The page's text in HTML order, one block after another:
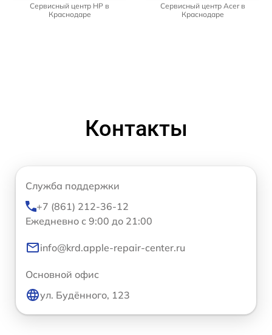
Сервисный центр HP в
Краснодаре
Сервисный центр Acer в
Краснодаре
Контакты
Служба поддержки
+7 (861) 212-36-12
Ежедневно с 9:00 до 21:00
info@krd.apple-repair-center.ru
Основной офис
ул. Будённого, 123